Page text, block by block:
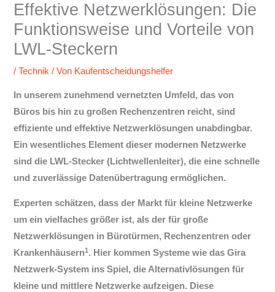
Effektive Netzwerklösungen: Die
Funktionsweise und Vorteile von
LWL-Steckern
/Technik / Von Kaufentscheidungshelfer
In unserem zunehmend vernetzten Umfeld, das von
Büros bis hin zu großen Rechenzentren reicht, sind
effiziente und effektive Netzwerklösungen unabdingbar.
Ein wesentliches Element dieser modernen Netzwerke
sind die LWL-Stecker (Lichtwellenleiter), die eine schnelle
und zuverlässige Datenübertragung ermöglichen.
Experten schätzen, dass der Markt für kleine Netzwerke
um ein vielfaches größer ist, als der für große
Netzwerklösungen in Bürotürmen, Rechenzentren oder
Krankenhäusern1. Hier kommen Systeme wie das Gira
Netzwerk-System ins Spiel, die Alternativlösungen für
kleine und mittlere Netzwerke aufzeigen. Diese